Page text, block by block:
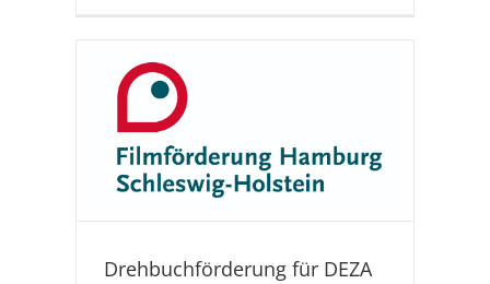
Drehbuchförderung für DEZA